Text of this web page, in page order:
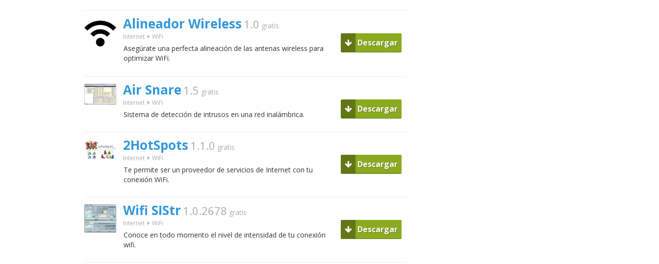
Alineador Wireless 1.0 gratis
Internet WiFi
Asegúrate una perfecta alineación de las antenas wireless para
optimizar WiFi.
Descargar
Air Snare 1.5 gratis
Internet WiFi
Sistema de detección de intrusos en una red inalámbrica.
Descargar
2HotSpots 1.1.0 gratis
Internet WiFi
Te permite ser un proveedor de servicios de Internet con tu
conexión WiFi.
Descargar
Wifi SIStr 1.0.2678 gratis
Internet WiFi
Conoce en todo momento el nivel de intensidad de tu conexión
wifi.
Descargar